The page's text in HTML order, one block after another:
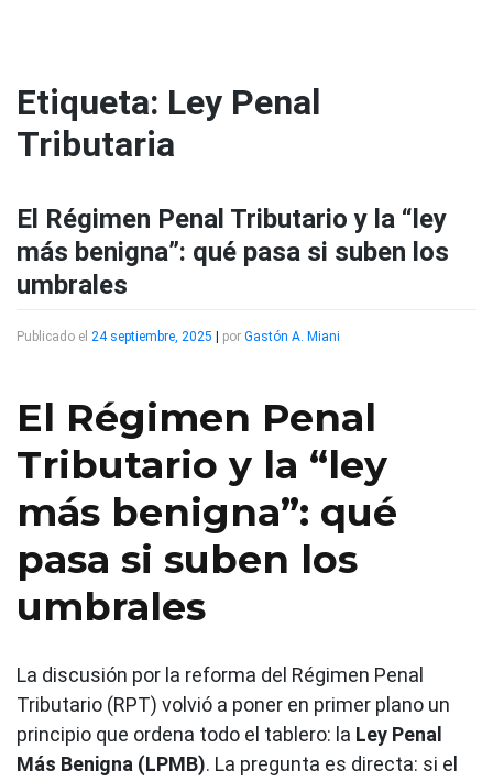
Etiqueta: Ley Penal
Tributaria
El Régimen Penal Tributario y la “ley
más benigna”: qué pasa si suben los
umbrales
Publicado el 24 septiembre, 2025 | por Gastón A. Miani
El Régimen Penal
Tributario y la “ley
más benigna”: qué
pasa si suben los
umbrales
La discusión por la reforma del Régimen Penal
Tributario (RPT) volvió a poner en primer plano un
principio que ordena todo el tablero: la Ley Penal
Más Benigna (LPMB). La pregunta es directa: si el